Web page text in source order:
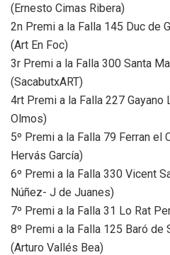
(Ernesto Cimas Ribera)
2n Premi a la Falla 145 Duc de
(Art En Foc)
3r Premi a la Falla 300 Santa
(SacabutxART)
4rt Premi a la Falla 227 Gayano
Olmos)
5º Premi a la Falla 79 Ferran el
Hervás García)
6º Premi a la Falla 330 Vicent
Núñez- J de Juanes)
7º Premi a la Falla 31 Lo Rat
8º Premi a la Falla 125 Baró
(Arturo Vallés Bea)